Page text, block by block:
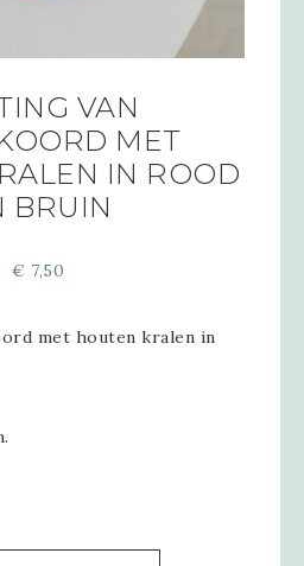
VAN
MET
IN ROOD
BRUIN
€ 7,50
met houten kralen in